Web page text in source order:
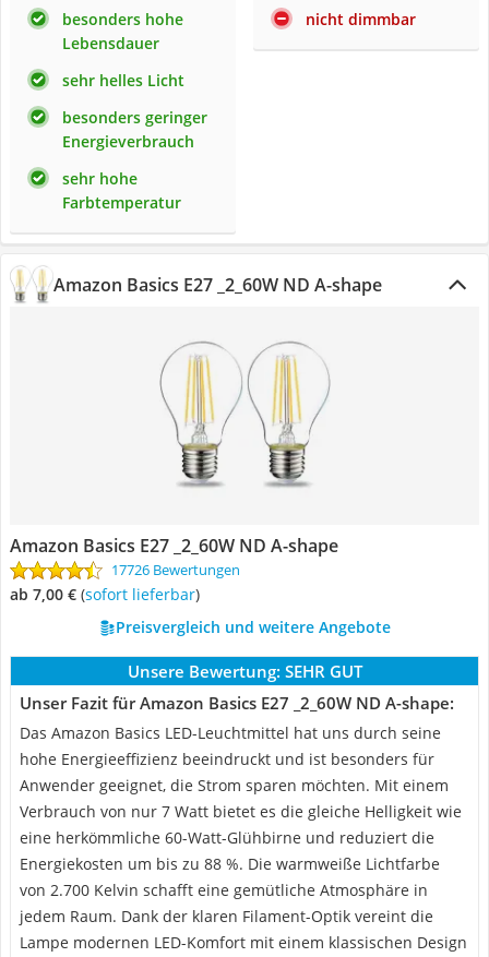
besonders hohe
Lebensdauer
sehr helles Licht
besonders geringer
Energieverbrauch
sehr hohe
Farbtemperatur
nicht dimmbar
Amazon Basics E27 _2_60W ND A-shape
Amazon Basics E27 _2_60W ND A-shape
17726 Bewertungen
ab 7,00 € ( Sofort lieferbar)
Preisvergleich und weitere Angebote
Unsere Bewertung: SEHR GUT
Unser Fazit für Amazon Basics E27 _2_60W ND A-shape:
Das Amazon Basics LED-Leuchtmittel hat uns durch seine
hohe Energieeffizienz beeindruckt und ist besonders für
Anwender geeignet, die Strom sparen möchten. Mit einem
Verbrauch von nur 7 Watt bietet es die gleiche Helligkeit wie
eine herkömmliche 60-Watt-Glühbirne und reduziert die
Energiekosten um bis zu 88 %. Die warmweiße Lichtfarbe
von 2.700 Kelvin schafft eine gemütliche Atmosphäre in
jedem Raum. Dank der klaren Filament-Optik vereint die
Lampe modernen LED-Komfort mit einem klassischen Design